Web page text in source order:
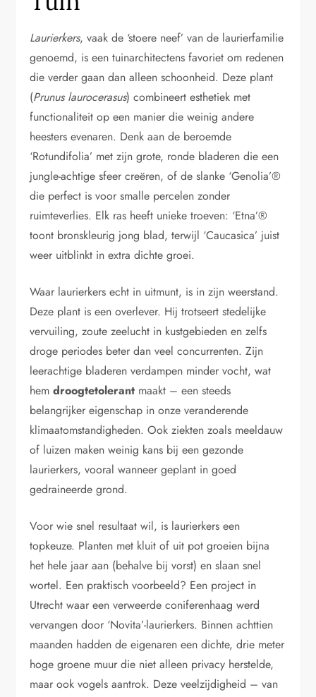
Laurierkers, vaak de ‘stoere neef’ van de laurierfamilie
genoemd, is een tuinarchitectens favoriet om redenen
die verder gaan dan alleen schoonheid. Deze plant
(Prunus laurocerasus) combineert esthetiek met
functionaliteit op een manier die weinig andere
heesters evenaren. Denk aan de beroemde
‘Rotundifolia’ met zijn grote, ronde bladeren die een
jungle-achtige sfeer creëren, of de slanke ‘Genolia’®
die perfect is voor smalle percelen zonder
ruimteverlies. Elk ras heeft unieke troeven: ‘Etna’®
toont bronskleurig jong blad, terwijl ‘Caucasica’ juist
weer uitblinkt in extra dichte groei.
Waar laurierkers echt in uitmunt, is in zijn weerstand.
Deze plant is een overlever. Hij trotseert stedelijke
vervuiling, zoute zeelucht in kustgebieden en zelfs
droge periodes beter dan veel concurrenten. Zijn
leerachtige bladeren verdampen minder vocht, wat
hemdroogtetolerant maakt – een steeds
belangrijker eigenschap in onze veranderende
klimaatomstandigheden. Ook ziekten zoals meeldauw
of luizen maken weinig kans bij een gezonde
laurierkers, vooral wanneer geplant in goed
gedraineerde grond.
Voor wie snel resultaat wil, is laurierkers een
topkeuze. Planten met kluit of uit pot groeien bijna
het hele jaar aan (behalve bij vorst) en slaan snel
wortel. Een praktisch voorbeeld? Een project in
Utrecht waar een verweerde coniferenhaag werd
vervangen door ‘Novita’-laurierkers. Binnen achttien
maanden hadden de eigenaren een dichte, drie meter
hoge groene muur die niet alleen privacy herstelde,
maar ook vogels aantrok. Deze veelzijdigheid – van